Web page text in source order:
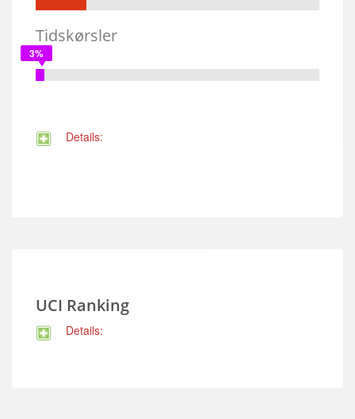
Tidskørsler
3%
Details:
UCI Ranking
Details: